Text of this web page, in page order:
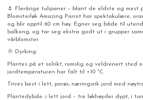
🌷 Flerårige tulipaner – blant de eldste og mest
Blomsterløk Amazing Parrot har spektakulære,
og blir opptil 60 cm høy. Egner seg både til
balkong, og tar seg ekstra godt ut i grupper
vårblomster.
🌞 Dyrking:
Plantes på et solrikt, romslig og veldrenert sted
jordtemperaturen har falt til +10 °C.
Trives best i lett, porøs, næringsrik jord med
Plantedybde: i lett jord – tre løkhøyder dypt, i